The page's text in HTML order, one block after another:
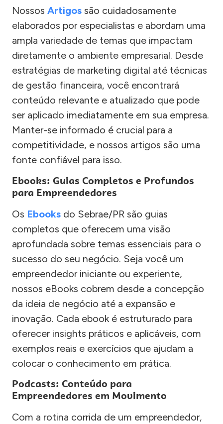
Nossos Artigos são cuidadosamente
elaborados por especialistas e abordam uma
ampla variedade de temas que impactam
diretamente o ambiente empresarial. Desde
estratégias de marketing digital até técnicas
de gestão financeira, você encontrará
conteúdo relevante e atualizado que pode
ser aplicado imediatamente em sua empresa.
Manter-se informado é crucial para a
competitividade, e nossos artigos são uma
fonte confiável para isso.
Ebooks: Guias Completos e Profundos
para Empreendedores
Os Ebooks do Sebrae/PR são guias
completos que oferecem uma visão
aprofundada sobre temas essenciais para o
sucesso do seu negócio. Seja você um
empreendedor iniciante ou experiente,
nossos eBooks cobrem desde a concepção
da ideia de negócio até a expansão e
inovação. Cada ebook é estruturado para
oferecer insights práticos e aplicáveis, com
exemplos reais e exercícios que ajudam a
colocar o conhecimento em prática.
Podcasts: Conteúdo para
Empreendedores em Movimento
Com a rotina corrida de um empreendedor,